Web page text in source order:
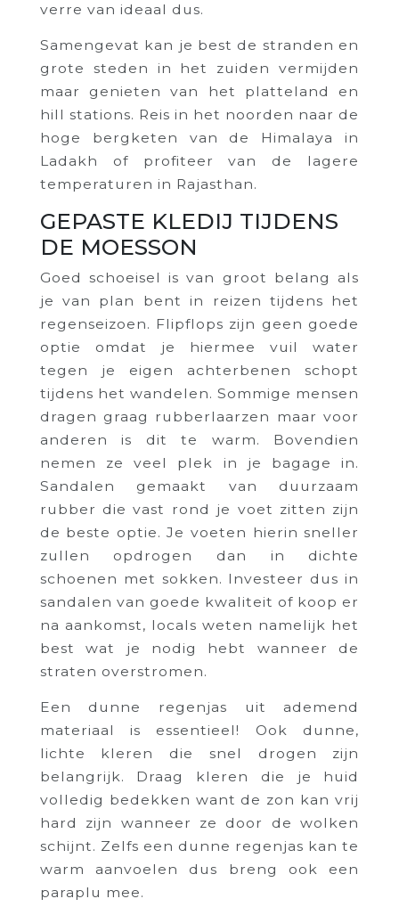
verre van ideaal dus.
Samengevat kan je best de stranden en
grote steden in het zuiden vermijden
maar genieten van het platteland en
hill stations. Reis in het noorden naar de
hoge bergketen van de Himalaya in
Ladakh of profiteer van de lagere
temperaturen in Rajasthan.
GEPASTE KLEDIJ TIJDENS
DE MOESSON
Goed schoeisel is van groot belang als
je van plan bent in reizen tijdens het
regenseizoen. Flipflops zijn geen goede
optie omdat je hiermee vuil water
tegen je eigen achterbenen schopt
tijdens het wandelen. Sommige mensen
dragen graag rubberlaarzen maar voor
anderen is dit te warm. Bovendien
nemen ze veel plek in je bagage in.
Sandalen gemaakt van duurzaam
rubber die vast rond je voet zitten zijn
de beste optie. Je voeten hierin sneller
zullen opdrogen dan in dichte
schoenen met sokken. Investeer dus in
sandalen van goede kwaliteit of koop er
na aankomst, locals weten namelijk het
best wat je nodig hebt wanneer de
straten overstromen.
Een dunne regenjas uit ademend
materiaal is essentieel! Ook dunne,
lichte kleren die snel drogen zijn
belangrijk. Draag kleren die je huid
volledig bedekken want de zon kan vrij
hard zijn wanneer ze door de wolken
schijnt. Zelfs een dunne regenjas kan te
warm aanvoelen dus breng ook een
paraplu mee.